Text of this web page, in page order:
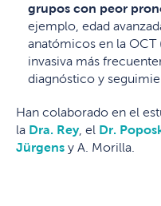
grupos con peor
ejemplo, edad
anatómicos en la OCT
invasiva más
diagnóstico y
Han colaborado en el
la Dra. Rey, el Dr.
Jürgens y A. Morilla.